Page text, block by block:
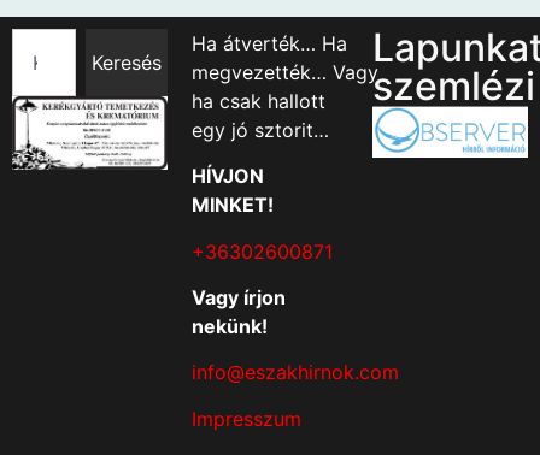
Keresés
Ha átverték… Ha
megvezették… Vagy
ha csak hallott
egy jó sztorit…
HÍVJON
MINKET!
+36302600871
Vagy írjon
nekünk!
info@eszakhirnok.com
Impresszum
szemlézi